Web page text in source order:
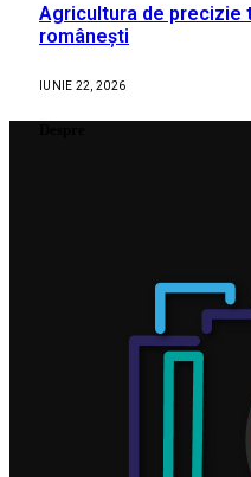
Agricultura de precizie
românești
IUNIE 22, 2026